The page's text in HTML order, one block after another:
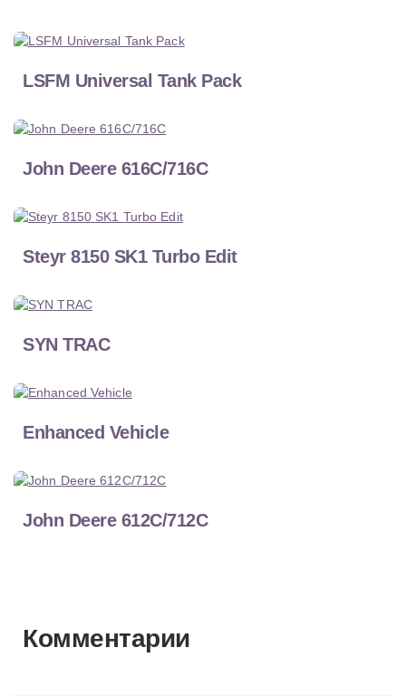
LSFM Universal Tank Pack
John Deere 616C/716C
Steyr 8150 SK1 Turbo Edit
SYN TRAC
Enhanced Vehicle
John Deere 612C/712C
Комментарии